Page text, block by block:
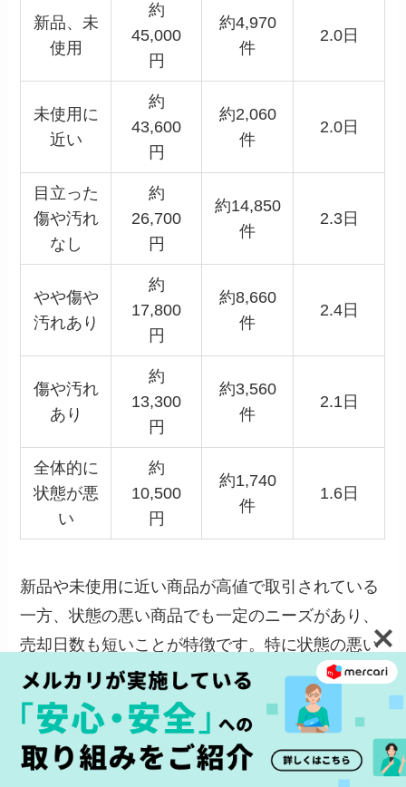
新品、未
使用
約
45,000
円
約4,970
件
2.0日
未使用に
近い
約
43,600
円
約2,060
件
2.0日
目立った
傷や汚れ
なし
約
26,700
円
約14,850
件
2.3日
やや傷や
汚れあり
約
17,800
円
約8,660
件
2.4日
傷や汚れ
あり
約
13,300
円
約3,560
件
2.1日
全体的に
状態が悪
い
約
10,500
円
約1,740
件
1.6日
新品や未使用に近い商品が高値で取引されている
一方、状態の悪い商品でも一定のニーズがあり、
売却日数も短いことが特徴です。特に状態の悪い
商品の売却日数が短いことから、低価格帯で手頃
な中古品を求める人が一定数いることを示してい
ます。